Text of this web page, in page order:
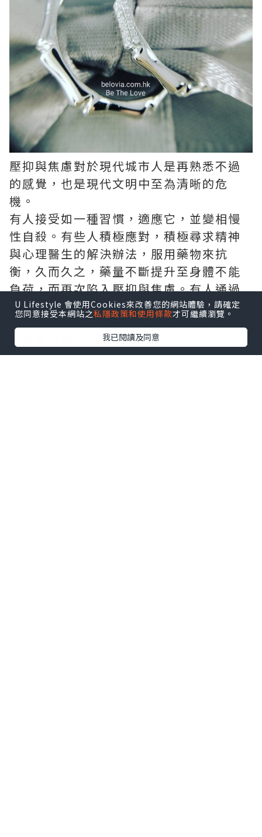
壓抑與焦慮對於現代城市人是再熟悉不過
的感覺，也是現代文明中至為清晰的危
機。
有人接受如一種習慣，適應它，並變相慢
性自殺。有些人積極應對，積極尋求精神
與心理醫生的解決辦法，服用藥物來抗
衡，久而久之，藥量不斷提升至身體不能
負荷，而再次陷入壓抑與焦慮。有人通過
娛樂購物等消費活動或者變成工作狂來轉
移壓抑與焦慮，可是夜深人靜時，壓抑與
焦慮更見猖狂。。。
英國人Johann Hari在他的Lost
U Lifestyle 會使用Cookies來改善您的網站體驗，請確定
您同意接受本網站之私隱政策和使用條款才可繼續瀏覽。
我已閱讀及同意